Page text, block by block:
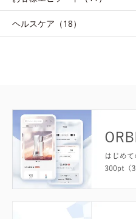
ヘルスケア（18）